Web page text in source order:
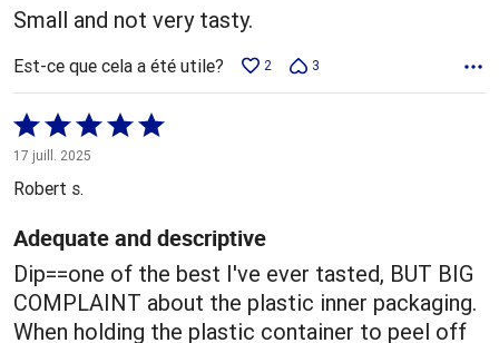
Small and not very tasty.
Est-ce que cela a été utile? 2 3
Coté
5 sur
5
17 juill. 2025
Robert s.
Adequate and descriptive
Dip==one of the best I've ever tasted, BUT BIG
COMPLAINT about the plastic inner packaging.
When holding the plastic container to peel off